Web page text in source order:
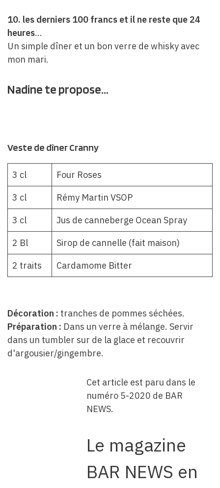
10. les derniers 100 francs et il ne reste que 24
heures...
Un simple dîner et un bon verre de whisky avec
mon mari.
Nadine te propose...
Veste de dîner Cranny
3 cl
Four Roses
3 cl
Rémy Martin VSOP
3 cl
Jus de canneberge Ocean Spray
2 Bl
Sirop de cannelle (fait maison)
2 traits
Cardamome Bitter
Décoration : tranches de pommes séchées.
Préparation : Dans un verre à mélange. Servir
dans un tumbler sur de la glace et recouvrir
d'argousier/gingembre.
Cet article est paru dans le
numéro 5-2020 de BAR
NEWS.
Le magazine
BAR NEWS en